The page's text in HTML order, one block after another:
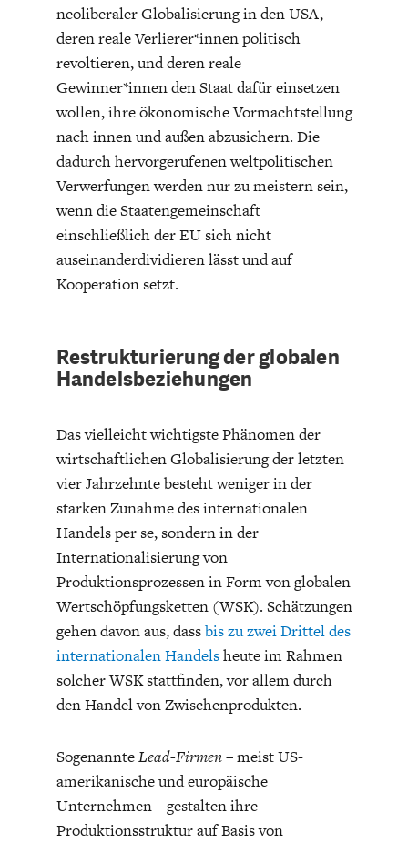
INDUSTRIEPOLITIK
CIRCULAR ECONOMY
UNGLEICHHEIT UND
MACHT
ENERGIE & UMWELT
ENTWICKLUNGSPOLITIK
EUROPA
neoliberaler Globalisierung in den USA,
deren reale Verlierer*innen politisch
revoltieren, und deren reale
Gewinner*innen den Staat dafür einsetzen
wollen, ihre ökonomische Vormachtstellung
nach innen und außen abzusichern. Die
dadurch hervorgerufenen weltpolitischen
Verwerfungen werden nur zu meistern sein,
wenn die Staatengemeinschaft
einschließlich der EU sich nicht
auseinanderdividieren lässt und auf
Kooperation setzt.
Restrukturierung der globalen
Handelsbeziehungen
Das vielleicht wichtigste Phänomen der
wirtschaftlichen Globalisierung der letzten
vier Jahrzehnte besteht weniger in der
starken Zunahme des internationalen
Handels per se, sondern in der
Internationalisierung von
Produktionsprozessen in Form von globalen
Wertschöpfungsketten (WSK). Schätzungen
gehen davon aus, dassbis zu zwei Drittel des
internationalen Handelsheute im Rahmen
solcher WSK stattfinden, vor allem durch
den Handel von Zwischenprodukten.
SogenannteLead-Firmen– meist US-
amerikanische und europäische
Unternehmen – gestalten ihre
Produktionsstruktur auf Basis von